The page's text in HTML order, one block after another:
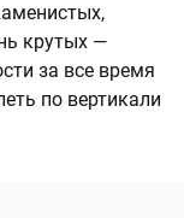
крутых —
за все время
по вертикали